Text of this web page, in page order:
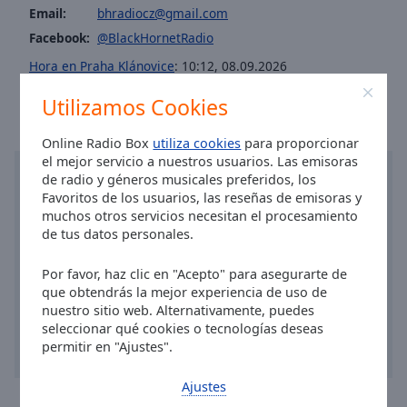
Utilizamos Cookies
Online Radio Box utiliza cookies para proporcionar
el mejor servicio a nuestros usuarios. Las emisoras
de radio y géneros musicales preferidos, los
Favoritos de los usuarios, las reseñas de emisoras y
muchos otros servicios necesitan el procesamiento
de tus datos personales.
Por favor, haz clic en "Acepto" para asegurarte de
que obtendrás la mejor experiencia de uso de
nuestro sitio web. Alternativamente, puedes
seleccionar qué cookies o tecnologías deseas
permitir en "Ajustes".
Ajustes
Area
Background
Color
Opacity
Family
Email:
bhradiocz@gmail.com
Facebook: @BlackHornetRadio
Hora en Praha Klánovice: 10:12, 08.09.2026